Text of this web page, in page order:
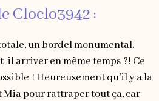
Cloclo3942 :
un bordel monumental.
il arriver en même temps ?! Ce
! Heureusement qu’il y a la
pour rattraper tout ça, car